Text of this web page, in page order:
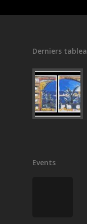
Derniers
Events